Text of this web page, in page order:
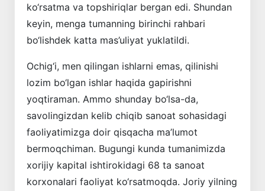
ko‘rsatma va topshiriqlar bergan edi. Shundan
keyin, menga tumanning birinchi rahbari
bo‘lishdek katta mas’uliyat yuklatildi.
Ochig‘i, men qilingan ishlarni emas, qilinishi
lozim bo‘lgan ishlar haqida gapirishni
yoqtiraman. Ammo shunday bo‘lsa-da,
savolingizdan kelib chiqib sanoat sohasidagi
faoliyatimizga doir qisqacha ma’lumot
bermoqchiman. Bugungi kunda tumanimizda
xorijiy kapital ishtirokidagi 68 ta sanoat
korxonalari faoliyat ko‘rsatmoqda. Joriy yilning